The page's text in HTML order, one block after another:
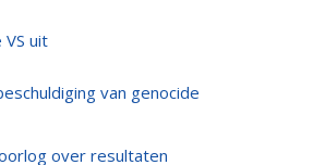
uit
van genocide
oorlog over resultaten